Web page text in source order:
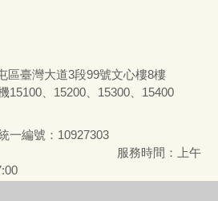
區臺灣大道3段99號文心樓8樓
15100、15200、15300、15400
一編號： 10927303
間：上午